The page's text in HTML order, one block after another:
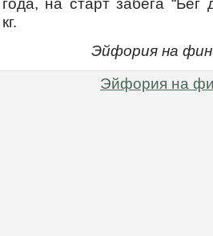
Эйфория на